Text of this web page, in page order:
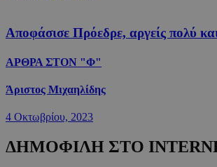
Αποφάσισε Πρόεδρε, αργείς πολύ
ΑΡΘΡΑ ΣΤΟΝ "Φ"
Άριστος Μιχαηλίδης
4 Οκτωβρίου, 2023
ΔΗΜΟΦΙΛΗ ΣΤΟ